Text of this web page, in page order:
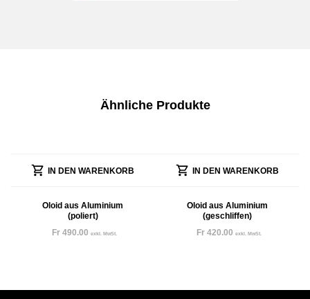
Ähnliche Produkte
IN DEN WARENKORB
Oloid aus Aluminium
(poliert)
Fr 490.00 exkl. MwSt.
IN DEN WARENKORB
Oloid aus Aluminium
(geschliffen)
Fr 420.00 exkl. MwSt.